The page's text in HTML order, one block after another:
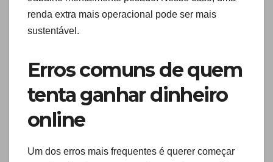
renda extra mais operacional pode ser mais
sustentável.
Erros comuns de quem
tenta ganhar dinheiro
online
Um dos erros mais frequentes é querer começar